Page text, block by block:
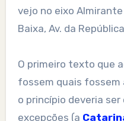
vejo no eixo
Baixa, Av. da
O primeiro texto que
fossem quais fossem
o princípio deveria
excepções (a